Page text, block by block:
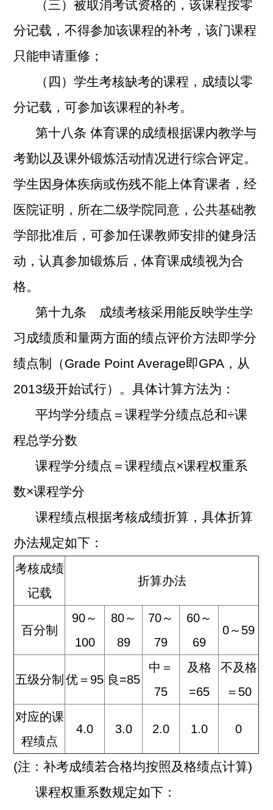
（三）被取消考试资格的，该课程按零
分记载，不得参加该课程的补考，该门课程
只能申请重修；
（四）学生考核缺考的课程，成绩以零
分记载，可参加该课程的补考。
第十八条 体育课的成绩根据课内教学与
考勤以及课外锻炼活动情况进行综合评定。
学生因身体疾病或伤残不能上体育课者，经
医院证明，所在二级学院同意，公共基础教
学部批准后，可参加任课教师安排的健身活
动，认真参加锻炼后，体育课成绩视为合
格。
第十九条 成绩考核采用能反映学生学
习成绩质和量两方面的绩点评价方法即学分
绩点制（Grade Point Average即GPA，从
2013级开始试行）。具体计算方法为：
平均学分绩点＝课程学分绩点总和÷课
程总学分数
课程学分绩点＝课程绩点×课程权重系
数×课程学分
课程绩点根据考核成绩折算，具体折算
办法规定如下：
考核成绩
记载
折算办法
百分制
90～
100
80～
89
70～
79
60～
69
0～59
五级分制 优＝95 良=85
中＝
75
及格
=65
不及格
＝50
对应的课
程绩点
4.0 3.0 2.0 1.0 0
(注：补考成绩若合格均按照及格绩点计算)
课程权重系数规定如下：